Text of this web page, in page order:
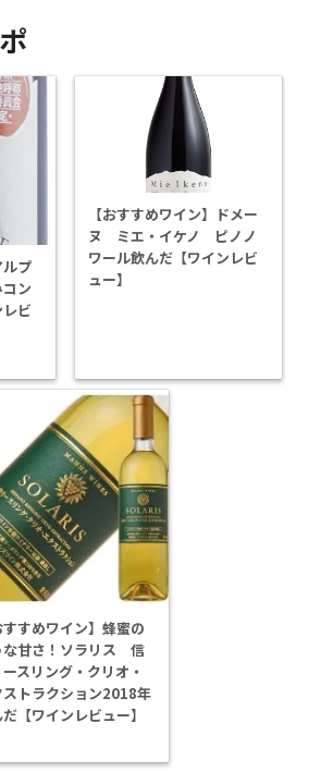
ルプ
ン
ビ
【おすすめワイン】ドメー
ヌ ミエ・イケノ ピノノ
ワール飲んだ【ワインレビ
ュー】
すすめワイン】蜂蜜の
な甘さ！ソラリス 信
スリング・クリオ・
ストラクション2018年
【ワインレビュー】